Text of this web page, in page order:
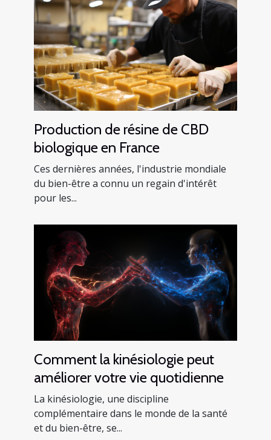
Production de résine de CBD
biologique en France
Ces dernières années, l'industrie mondiale
du bien-être a connu un regain d'intérêt
pour les...
Comment la kinésiologie peut
améliorer votre vie quotidienne
La kinésiologie, une discipline
complémentaire dans le monde de la santé
et du bien-être, se...